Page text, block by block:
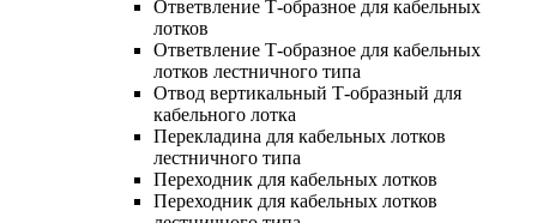
Ответвление Т-образное для кабельных
лотков
Ответвление Т-образное для кабельных
лотков лестничного типа
Отвод вертикальный Т-образный для
кабельного лотка
Перекладина для кабельных лотков
лестничного типа
Переходник для кабельных лотков
Переходник для кабельных лотков